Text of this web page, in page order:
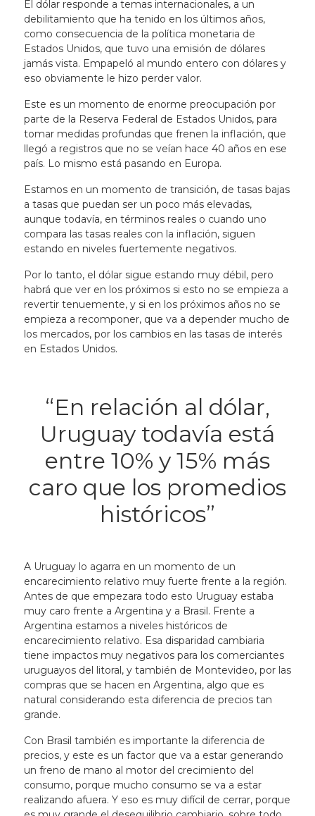
El dólar responde a temas internacionales, a un
debilitamiento que ha tenido en los últimos años,
como consecuencia de la política monetaria de
Estados Unidos, que tuvo una emisión de dólares
jamás vista. Empapeló al mundo entero con dólares y
eso obviamente le hizo perder valor.
Este es un momento de enorme preocupación por
parte de la Reserva Federal de Estados Unidos, para
tomar medidas profundas que frenen la inflación, que
llegó a registros que no se veían hace 40 años en ese
país. Lo mismo está pasando en Europa.
Estamos en un momento de transición, de tasas bajas
a tasas que puedan ser un poco más elevadas,
aunque todavía, en términos reales o cuando uno
compara las tasas reales con la inflación, siguen
estando en niveles fuertemente negativos.
Por lo tanto, el dólar sigue estando muy débil, pero
habrá que ver en los próximos si esto no se empieza a
revertir tenuemente, y si en los próximos años no se
empieza a recomponer, que va a depender mucho de
los mercados, por los cambios en las tasas de interés
en Estados Unidos.
“En relación al dólar,
Uruguay todavía está
entre 10% y 15% más
caro que los promedios
históricos”
A Uruguay lo agarra en un momento de un
encarecimiento relativo muy fuerte frente a la región.
Antes de que empezara todo esto Uruguay estaba
muy caro frente a Argentina y a Brasil. Frente a
Argentina estamos a niveles históricos de
encarecimiento relativo. Esa disparidad cambiaria
tiene impactos muy negativos para los comerciantes
uruguayos del litoral, y también de Montevideo, por las
compras que se hacen en Argentina, algo que es
natural considerando esta diferencia de precios tan
grande.
Con Brasil también es importante la diferencia de
precios, y este es un factor que va a estar generando
un freno de mano al motor del crecimiento del
consumo, porque mucho consumo se va a estar
realizando afuera. Y eso es muy difícil de cerrar, porque